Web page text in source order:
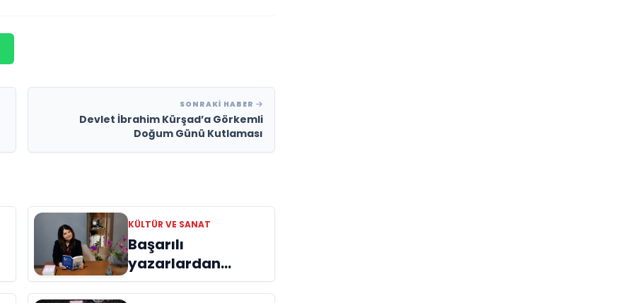
SONRAKI HABER
Devlet İbrahim Kürşad’a Görkemli
Doğum Günü Kutlaması
KÜLTÜR VE SANAT
Başarılı
yazarlardan
Azime Savaş’tan